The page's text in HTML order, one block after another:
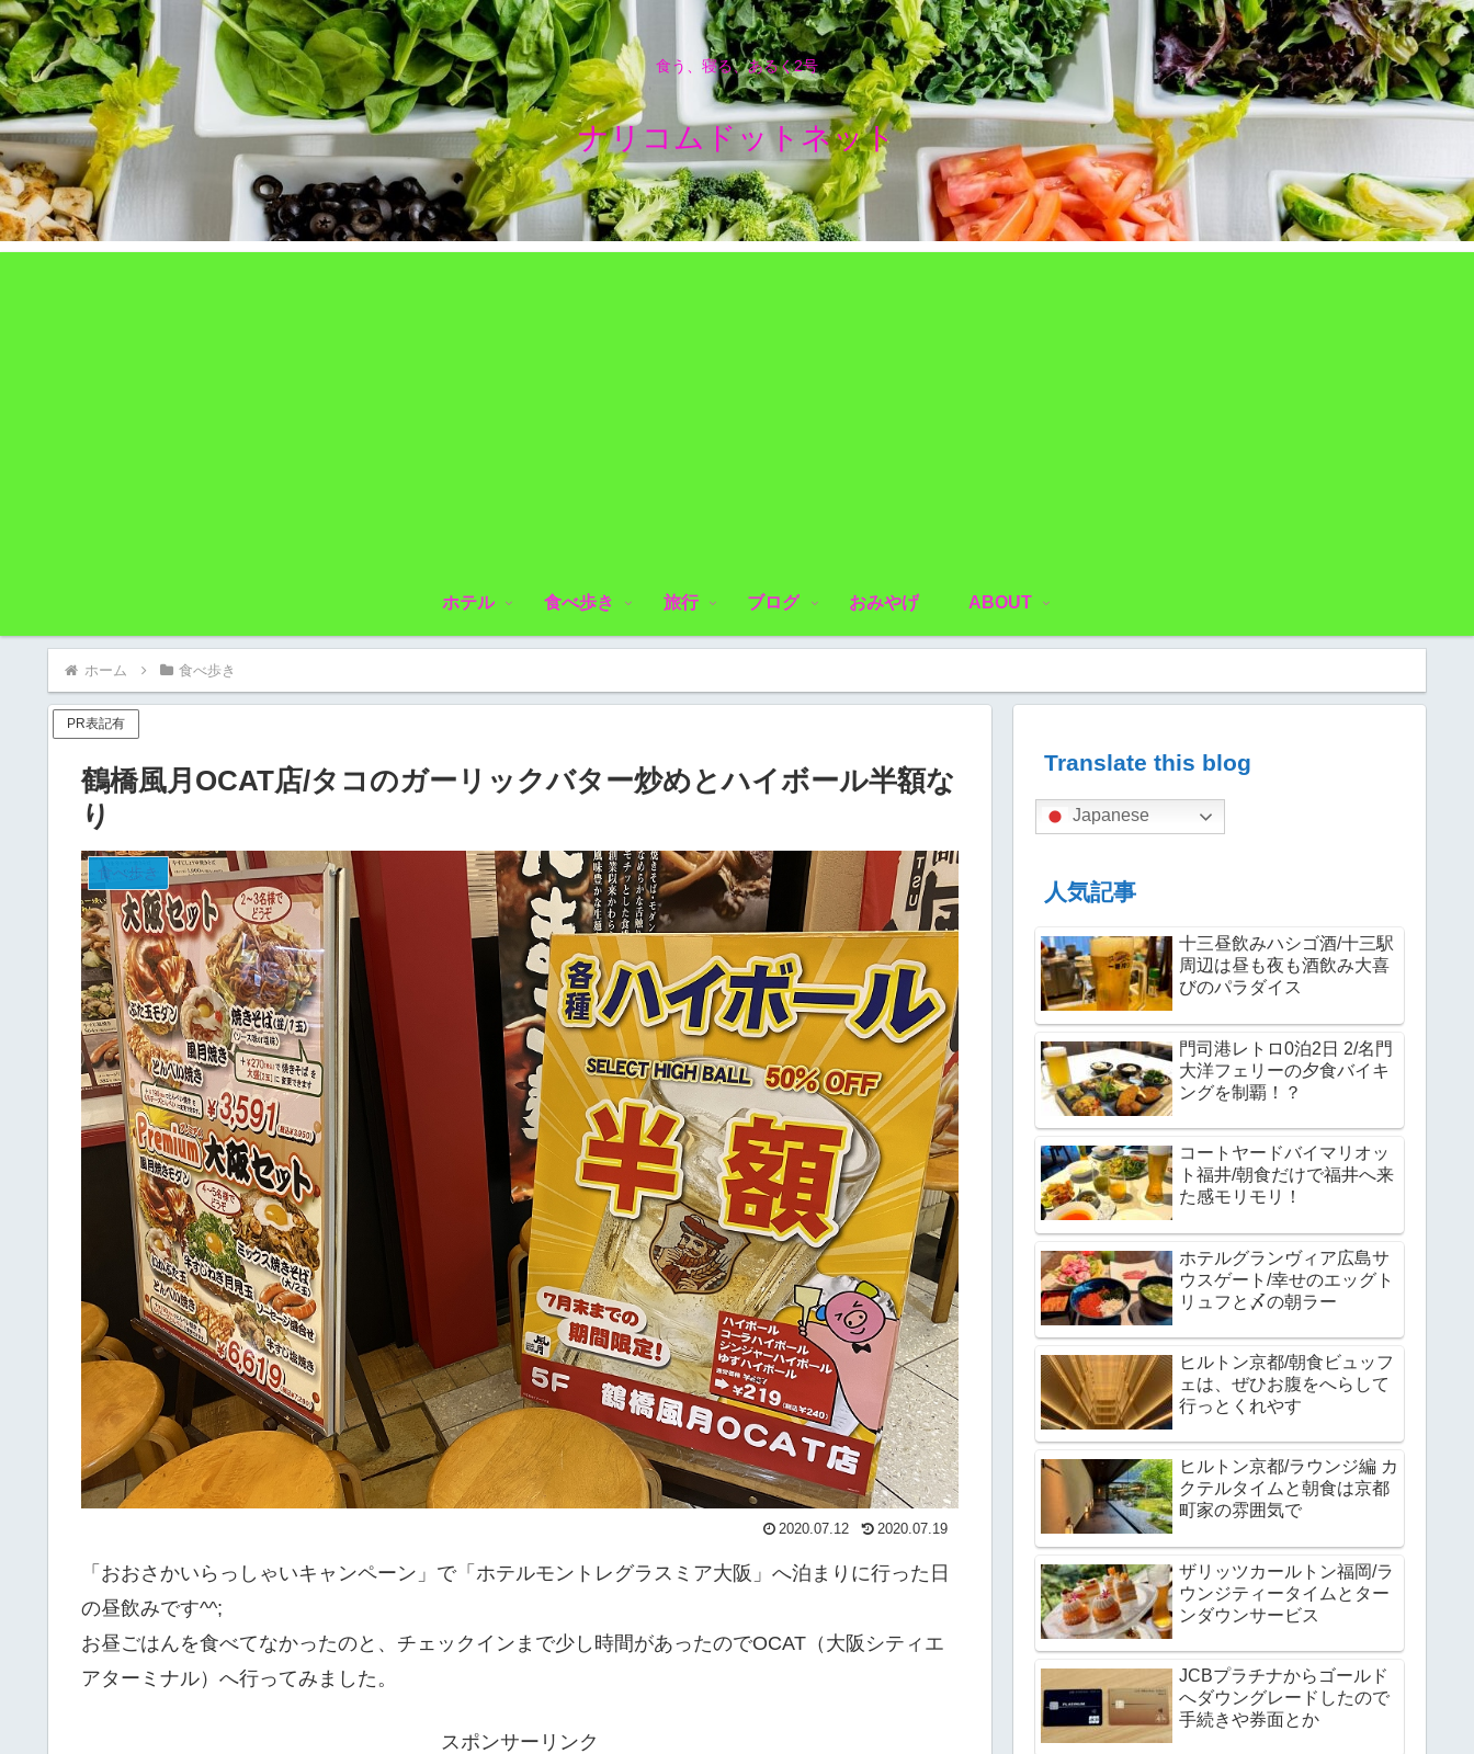
食う、寝る、あるく2号
ナリコムドットネット
ホテル 食べ歩き 旅行 ブログ おみやげ ABOUT
ホーム 食べ歩き
PR表記有
鶴橋風月OCAT店/タコのガーリックバター炒めとハイボール半額な
り
食べ歩き
2020.07.12 2020.07.19
「おおさかいらっしゃいキャンペーン」で「ホテルモントレグラスミア大阪」へ泊まりに行った日
の昼飲みです^^;
お昼ごはんを食べてなかったのと、チェックインまで少し時間があったのでOCAT（大阪シティエ
アターミナル）へ行ってみました。
スポンサーリンク
Translate this blog
Japanese
人気記事
十三昼飲みハシゴ酒/十三駅
周辺は昼も夜も酒飲み大喜
びのパラダイス
門司港レトロ0泊2日 2/名門
大洋フェリーの夕食バイキ
ングを制覇！？
コートヤードバイマリオッ
ト福井/朝食だけで福井へ来
た感モリモリ！
ホテルグランヴィア広島サ
ウスゲート/幸せのエッグト
リュフと〆の朝ラー
ヒルトン京都/朝食ビュッフ
ェは、ぜひお腹をへらして
行っとくれやす
ヒルトン京都/ラウンジ編 カ
クテルタイムと朝食は京都
町家の雰囲気で
ザリッツカールトン福岡/ラ
ウンジティータイムとター
ンダウンサービス
JCBプラチナからゴールド
へダウングレードしたので
手続きや券面とか